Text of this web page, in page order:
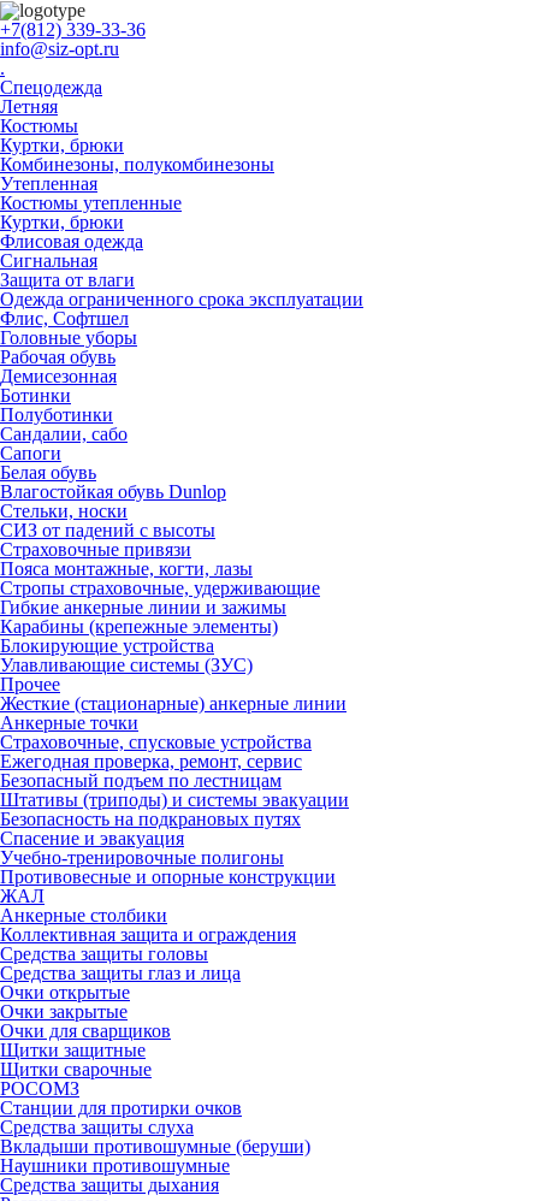
+7(812) 339-33-36
info@siz-opt.ru
.
Спецодежда
Летняя
Костюмы
Куртки, брюки
Комбинезоны, полукомбинезоны
Утепленная
Костюмы утепленные
Куртки, брюки
Флисовая одежда
Сигнальная
Защита от влаги
Одежда ограниченного срока эксплуатации
Флиc, Софтшел
Головные уборы
Рабочая обувь
Демисезонная
Ботинки
Полуботинки
Сандалии, сабо
Сапоги
Белая обувь
Влагостойкая обувь Dunlop
Стельки, носки
СИЗ от падений с высоты
Страховочные привязи
Пояса монтажные, когти, лазы
Стропы страховочные, удерживающие
Гибкие анкерные линии и зажимы
Карабины (крепежные элементы)
Блокирующие устройства
Улавливающие системы (ЗУС)
Прочее
Жесткие (стационарные) анкерные линии
Анкерные точки
Страховочные, спусковые устройства
Ежегодная проверка, ремонт, сервис
Безопасный подъем по лестницам
Штативы (триподы) и системы эвакуации
Безопасность на подкрановых путях
Спасение и эвакуация
Учебно-тренировочные полигоны
Противовесные и опорные конструкции
ЖАЛ
Анкерные столбики
Коллективная защита и ограждения
Средства защиты головы
Средства защиты глаз и лица
Очки открытые
Очки закрытые
Очки для сварщиков
Щитки защитные
Щитки сварочные
РОСОМЗ
Станции для протирки очков
Средства защиты слуха
Вкладыши противошумные (беруши)
Наушники противошумные
Средства защиты дыхания